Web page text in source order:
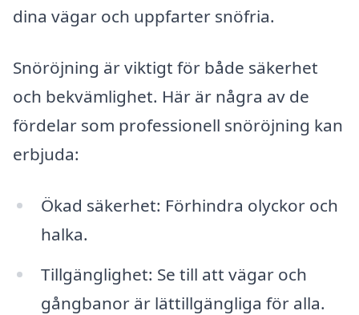
dina vägar och uppfarter snöfria.
Snöröjning är viktigt för både säkerhet
och bekvämlighet. Här är några av de
fördelar som professionell snöröjning kan
erbjuda:
Ökad säkerhet: Förhindra olyckor och
halka.
Tillgänglighet: Se till att vägar och
gångbanor är lättillgängliga för alla.